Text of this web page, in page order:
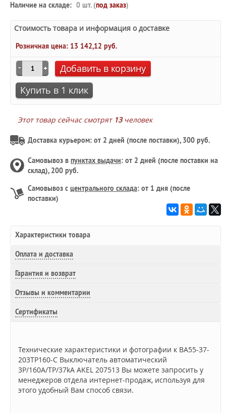
Наличие на складе: 0 шт. (под заказ)
Стоимость товара и информация о доставке
Розничная цена: 13 142,12 руб.
Добавить в корзину
Купить в 1 клик
Этот товар сейчас смотрят 13человек
Доставка курьером: от 2 дней (после поставки), 300 руб.
Самовывоз в пунктах выдачи: от 2 дней (после поставки на
склад), 200 руб.
Самовывоз с центрального склада: от 1 дня (после
поставки)
Характеристики товара
Оплата и доставка
Гарантия и возврат
Отзывы и комментарии
Сертификаты
Технические характеристики и фотографии к ВА55-37-
203ТР160-С Выключатель автоматический
3P/160A/TP/37kA AKEL 207513 Вы можете запросить у
менеджеров отдела интернет-продаж, используя для
этого удобный Вам способ связи.